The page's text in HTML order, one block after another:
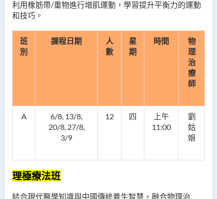
利用橡筋帶/重物進行增肌運動，學習提升平衡力的運動
和技巧。
班
別
課程日期
人
數
星
期
時間
物
理
治
療
師
A
6/8, 13/8,
20/8, 27/8,
3/9
12 四
上午
11:00
劉
姑
娘
理極療法班
結合現代醫學知識與中國傳統養生智慧，融合物理治